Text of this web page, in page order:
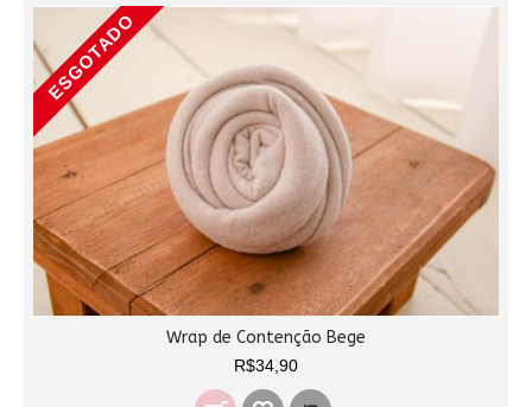
ESGOTADO
Wrap de Contenção Bege
R$34,90